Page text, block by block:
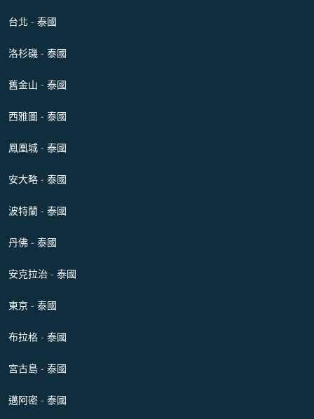
台北 - 泰國
洛杉磯 - 泰國
舊金山 - 泰國
西雅圖 - 泰國
鳳凰城 - 泰國
安大略 - 泰國
波特蘭 - 泰國
丹佛 - 泰國
安克拉治 - 泰國
東京 - 泰國
布拉格 - 泰國
宮古島 - 泰國
邁阿密 - 泰國